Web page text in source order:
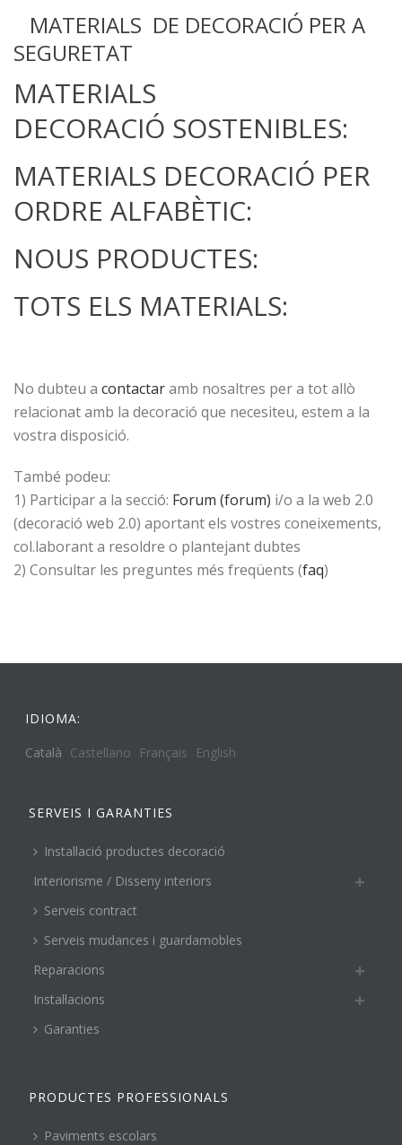
MATERIALS DE DECORACIÓ PER A
SEGURETAT
MATERIALS
DECORACIÓ SOSTENIBLES:
MATERIALS DECORACIÓ PER
ORDRE ALFABÈTIC:
NOUS PRODUCTES:
TOTS ELS MATERIALS:
No dubteu a contactaramb nosaltres per a tot allò
relacionat amb la decoració que necesiteu, estem a la
vostra disposició.
També podeu:
1) Participar a la secció: Forum (forum) i/o a la web 2.0
(decoració web 2.0) aportant els vostres coneixements,
col.laborant a resoldre o plantejant dubtes
2) Consultar les preguntes més freqüents (faq)
IDIOMA:
Català Castellano Français English
SERVEIS I GARANTIES
Instal·lació productes decoració
Interiorisme / Disseny interiors
Serveis contract
Serveis mudances i guardamobles
Reparacions
Instal·lacions
Garanties
PRODUCTES PROFESSIONALS
Paviments escolars